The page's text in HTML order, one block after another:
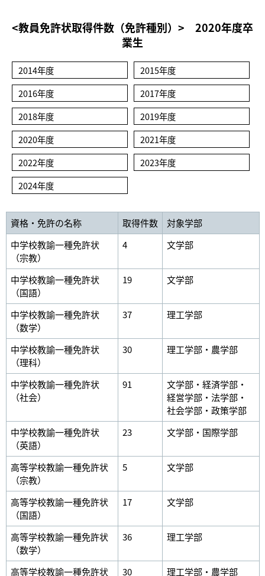
<教員免許状取得件数（免許種別）> 2020年度卒
業生
2014年度
2015年度
2016年度
2017年度
2018年度
2019年度
2020年度
2021年度
2022年度
2023年度
2024年度
資格・免許の名称 取得件数
対象学部
中学校教諭一種免許状
（宗教）
4 文学部
中学校教諭一種免許状
（国語）
19 文学部
中学校教諭一種免許状
（数学）
37 理工学部
中学校教諭一種免許状
（理科）
30 理工学部・農学部
中学校教諭一種免許状
（社会）
91
文学部・経済学部・
経営学部・法学部・
社会学部・政策学部
中学校教諭一種免許状
（英語）
23 文学部・国際学部
高等学校教諭一種免許状
（宗教）
5 文学部
高等学校教諭一種免許状
（国語）
17 文学部
高等学校教諭一種免許状
（数学）
36 理工学部
高等学校教諭一種免許状 30 理工学部・農学部